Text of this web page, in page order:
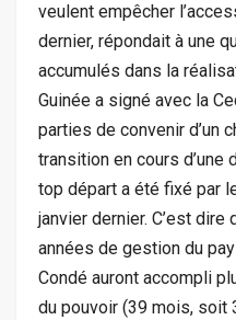
veulent empêcher
dernier, répondait à une
accumulés dans la
Guinée a signé avec la
parties de convenir d’un
transition en cours d’une
top départ a été fixé par
janvier dernier. C’est dire
années de gestion du
Condé auront accompli
du pouvoir (39 mois, soit